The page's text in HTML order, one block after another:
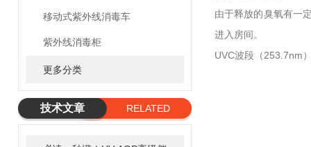
移动式紫外线消毒车
紫外线消毒柜
更多分类
技术文章
RELATED
由于释放的臭氧有一
进入房间。
UVC波段（253.7nm